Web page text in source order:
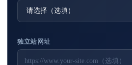
独立站网址